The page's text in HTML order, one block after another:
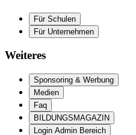
Für Schulen
Für Unternehmen
Weiteres
Sponsoring & Werbung
Medien
Faq
BILDUNGSMAGAZIN
Login Admin Bereich